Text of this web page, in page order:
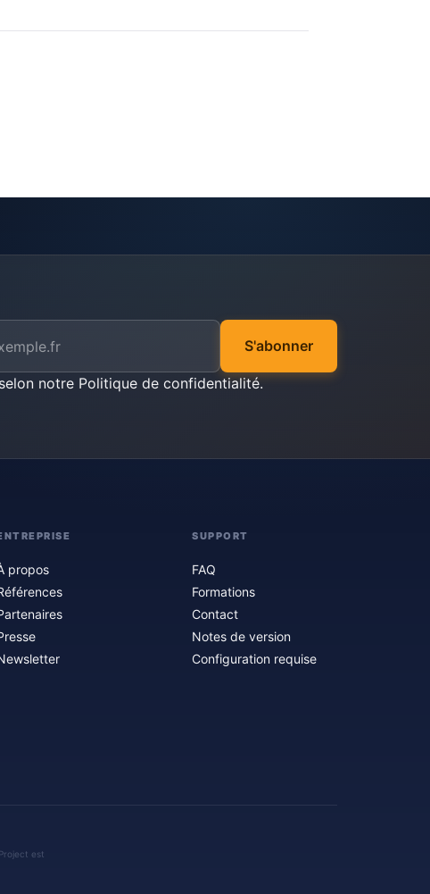
S'abonner
notre Politique de confidentialité.
propos
SUPPORT
FAQ
Formations
Contact
Notes de version
Configuration requise
est